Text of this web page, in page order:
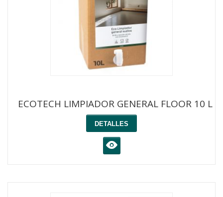
ECOTECH LIMPIADOR GENERAL FLOOR 10 L
DETALLES
K